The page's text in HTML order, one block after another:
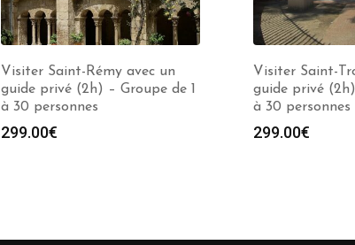
Visiter Saint-Rémy avec un
guide privé (2h) – Groupe de 1
à 30 personnes
299.00€
Visiter Saint-
guide privé (2h)
à 30 personnes
299.00€